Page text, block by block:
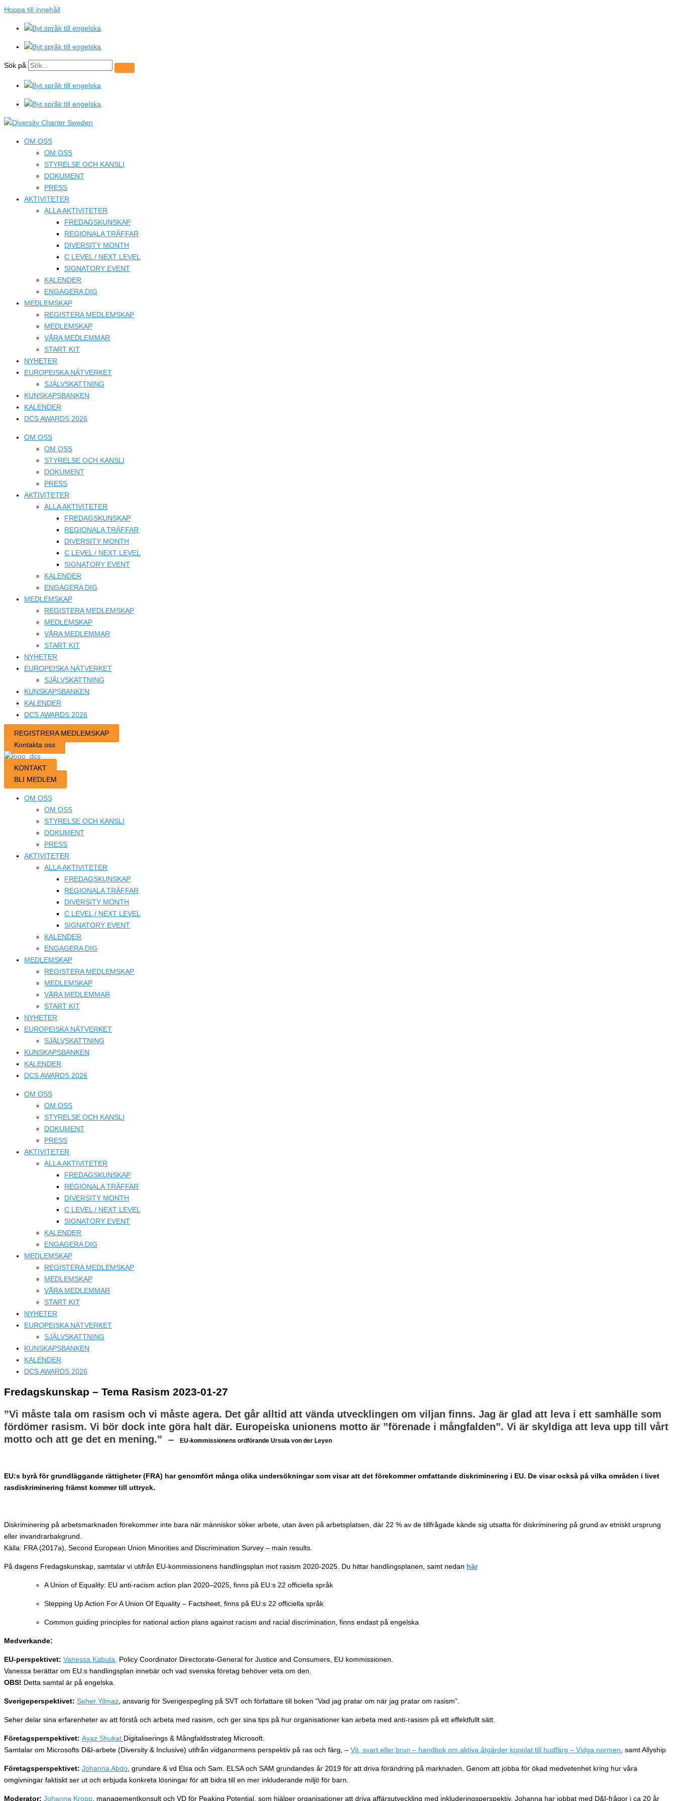
Hoppa till innehåll
Sök på
OM OSS
OM OSS
STYRELSE OCH KANSLI
DOKUMENT
PRESS
AKTIVITETER
ALLA AKTIVITETER
FREDAGSKUNSKAP
REGIONALA TRÄFFAR
DIVERSITY MONTH
C LEVEL / NEXT LEVEL
SIGNATORY EVENT
KALENDER
ENGAGERA DIG
MEDLEMSKAP
REGISTERA MEDLEMSKAP
MEDLEMSKAP
VÅRA MEDLEMMAR
START KIT
NYHETER
EUROPEISKA NÄTVERKET
SJÄLVSKATTNING
KUNSKAPSBANKEN
KALENDER
DCS AWARDS 2026
OM OSS
OM OSS
STYRELSE OCH KANSLI
DOKUMENT
PRESS
AKTIVITETER
ALLA AKTIVITETER
FREDAGSKUNSKAP
REGIONALA TRÄFFAR
DIVERSITY MONTH
C LEVEL / NEXT LEVEL
SIGNATORY EVENT
KALENDER
ENGAGERA DIG
MEDLEMSKAP
REGISTERA MEDLEMSKAP
MEDLEMSKAP
VÅRA MEDLEMMAR
START KIT
NYHETER
EUROPEISKA NÄTVERKET
SJÄLVSKATTNING
KUNSKAPSBANKEN
KALENDER
DCS AWARDS 2026
REGISTRERA MEDLEMSKAP
Kontakta oss
KONTAKT
BLI MEDLEM
OM OSS
OM OSS
STYRELSE OCH KANSLI
DOKUMENT
PRESS
AKTIVITETER
ALLA AKTIVITETER
FREDAGSKUNSKAP
REGIONALA TRÄFFAR
DIVERSITY MONTH
C LEVEL / NEXT LEVEL
SIGNATORY EVENT
KALENDER
ENGAGERA DIG
MEDLEMSKAP
REGISTERA MEDLEMSKAP
MEDLEMSKAP
VÅRA MEDLEMMAR
START KIT
NYHETER
EUROPEISKA NÄTVERKET
SJÄLVSKATTNING
KUNSKAPSBANKEN
KALENDER
DCS AWARDS 2026
OM OSS
OM OSS
STYRELSE OCH KANSLI
DOKUMENT
PRESS
AKTIVITETER
ALLA AKTIVITETER
FREDAGSKUNSKAP
REGIONALA TRÄFFAR
DIVERSITY MONTH
C LEVEL / NEXT LEVEL
SIGNATORY EVENT
KALENDER
ENGAGERA DIG
MEDLEMSKAP
REGISTERA MEDLEMSKAP
MEDLEMSKAP
VÅRA MEDLEMMAR
START KIT
NYHETER
EUROPEISKA NÄTVERKET
SJÄLVSKATTNING
KUNSKAPSBANKEN
KALENDER
DCS AWARDS 2026
Fredagskunskap – Tema Rasism 2023-01-27
”Vi måste tala om rasism och vi måste agera. Det går alltid att vända utvecklingen om viljan finns. Jag är glad att leva i ett samhälle som
fördömer rasism. Vi bör dock inte göra halt där. Europeiska unionens motto är ”förenade i mångfalden”. Vi är skyldiga att leva upp till vårt
motto och att ge det en mening.” –
EU-kommissionens ordförande Ursula von der Leyen
EU:s byrå för grundläggande rättigheter (FRA) har genomfört många olika undersökningar som visar att det förekommer omfattande diskriminering i EU. De visar också på vilka områden i livet
rasdiskriminering främst kommer till uttryck.
Diskriminering på arbetsmarknaden förekommer inte bara när människor söker arbete, utan även på arbetsplatsen, där 22 % av de tillfrågade kände sig utsatta för diskriminering på grund av etniskt ursprung
eller invandrarbakgrund.
Källa: FRA (2017a), Second European Union Minorities and Discrimination Survey – main results.
På dagens Fredagskunskap, samtalar vi utifrån EU-kommissionens handlingsplan mot rasism 2020-2025. Du hittar handlingsplanen, samt nedan här
A Union of Equality: EU anti-racism action plan 2020–2025, finns på EU:s 22 officiella språk
Stepping Up Action For A Union Of Equality – Factsheet, finns på EU:s 22 officiella språk
Common guiding principles for national action plans against racism and racial discrimination, finns endast på engelska
Medverkande:
EU-perspektivet: Vanessa Kabuta,
Policy Coordinator Directorate-General for Justice and Consumers, EU kommissionen.
Vanessa berättar om EU:s handlingsplan innebär och vad svenska företag behöver veta om den.
OBS! Detta samtal är på engelska.
Sverigeperspektivet: Seher Yilmaz , ansvarig för Sverigespegling på SVT och författare till boken ”Vad jag pratar om när jag pratar om rasism”.
Seher delar sina erfarenheter av att förstå och arbeta med rasism, och ger sina tips på hur organisationer kan arbeta med anti-rasism på ett effektfullt sätt.
Företagsperspektivet: Ayaz Shukat Digitaliserings & Mångfaldsstrateg Microsoft.
Samtalar om Microsofts D&I-arbete (Diversity & Inclusive) utifrån vidganormens perspektiv på ras och färg, – Vit, svart eller brun – handbok om aktiva åtgärder kopplat till hudfärg – Vidga normen , samt Allyship
Företagsperspektivet: Johanna Abdo , grundare & vd Elsa och Sam. ELSA och SAM grundandes år 2019 för att driva förändring på marknaden. Genom att jobba för ökad medvetenhet kring hur våra
omgivningar faktiskt ser ut och erbjuda konkreta lösningar för att bidra till en mer inkluderande miljö för barn.
Moderator: Johanna Kropp , managementkonsult och VD för Peaking Potential, som hjälper organisationer att driva affärsutveckling med inkluderingsperspektiv. Johanna har jobbat med D&I-frågor i ca 20 år